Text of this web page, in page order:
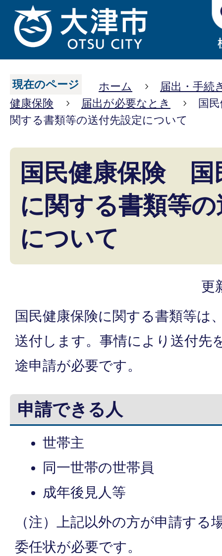
現在のページ ホーム
届出・手続
健康保険
届出が必要なとき
国
関する書類等の送付先設定について
国民健康保険 国
に関する書類等
について
更
国民健康保険に関する書類等は
送付します。事情により送付先
途申請が必要です。
申請できる人
世帯主
同一世帯の世帯員
成年後見人等
（注）上記以外の方が申請する
委任状が必要です。